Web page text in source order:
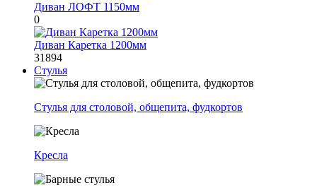
Диван ЛОФТ 1150мм
0
Диван Каретка 1200мм
31894
Стулья
Стулья для столовой, общепита, фудкортов
Кресла